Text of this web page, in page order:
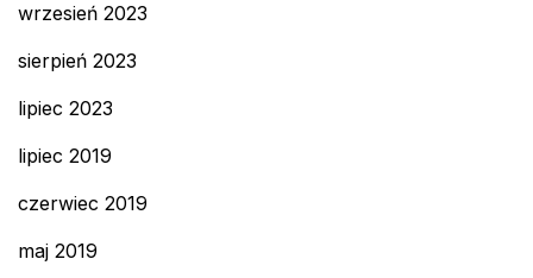
wrzesień 2023
sierpień 2023
lipiec 2023
lipiec 2019
czerwiec 2019
maj 2019